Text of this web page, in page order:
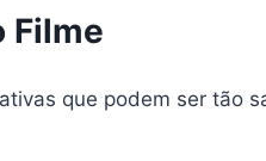
Filme
que podem ser tão